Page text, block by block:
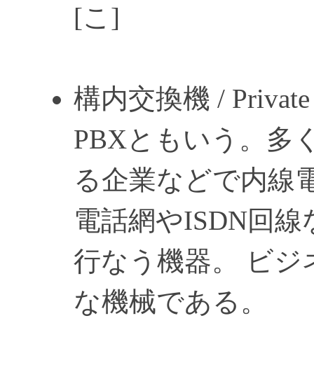
[こ]
構内交換機 / Private
PBXともいう。多
る企業などで内線
電話網やISDN回
行なう機器。 ビ
な機械である。